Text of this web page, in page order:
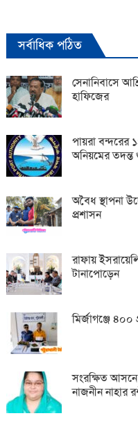
সর্বাধিক পঠিত
সেনানিবাসে
হাফিজের
পায়রা বন্দরের
অনিয়মের
অবৈধ স্থাপনা
প্রশাসন
রাফায়
টানাপোড়েন
মির্জাগঞ্জে
সংরক্ষিত
নাজনীন নাহার